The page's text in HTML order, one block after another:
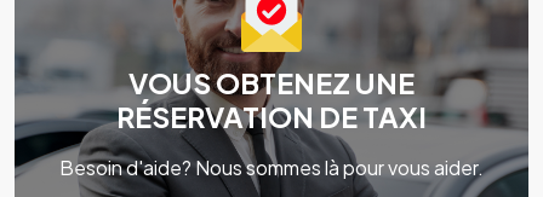
VOUS OBTENEZ UNE
RÉSERVATION DE TAXI
Besoin d'aide? Nous sommes là pour vous aider.